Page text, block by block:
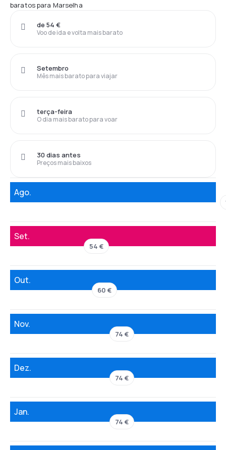
baratos para Marselha
Voo de ida e volta mais barato
de 54 €
Mês mais barato para viajar
Setembro
O dia mais barato para voar
terça-feira
Preços mais baixos
30 dias antes
Ago.
Set.
54 €
Out.
60 €
Nov.
74 €
Dez.
74 €
Jan.
74 €